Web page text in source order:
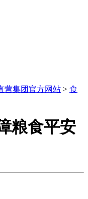
营集团官方网站 > 食
粮食平安